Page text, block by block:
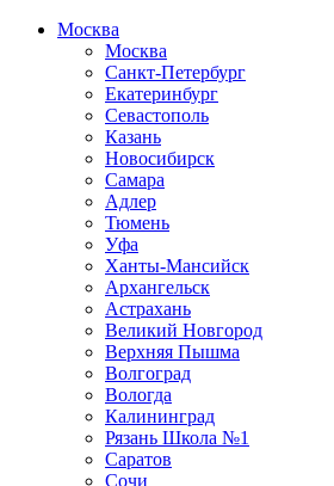
Москва
Москва
Санкт-Петербург
Екатеринбург
Севастополь
Казань
Новосибирск
Самара
Адлер
Тюмень
Уфа
Ханты-Мансийск
Архангельск
Астрахань
Великий Новгород
Верхняя Пышма
Волгоград
Вологда
Калининград
Рязань Школа №1
Саратов
Сочи